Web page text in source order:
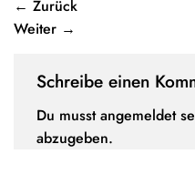
← Zurück
Weiter →
Schreibe einen
Du musstangemeldet
abzugeben.